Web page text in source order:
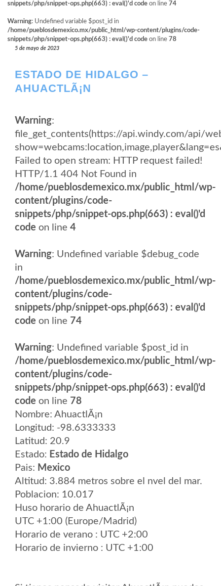
snippets/php/snippet-ops.php(663) : eval()'d code on line 74
Warning: Undefined variable $post_id in
/home/pueblosdemexico.mx/public_html/wp-content/plugins/code-
snippets/php/snippet-ops.php(663) : eval()'d code on line 78
5 de mayo de 2023
ESTADO DE HIDALGO –
AHUACTLÃ¡N
Warning:
file_get_contents(https://api.windy.com/api/
Failed to open stream: HTTP request failed!
HTTP/1.1 404 Not Found in
/home/pueblosdemexico.mx/public_html/wp-
content/plugins/code-
snippets/php/snippet-ops.php(663) : eval()'d
code on line 4
Warning: Undefined variable $debug_code
in
/home/pueblosdemexico.mx/public_html/wp-
content/plugins/code-
snippets/php/snippet-ops.php(663) : eval()'d
code on line 74
Warning: Undefined variable $post_id in
/home/pueblosdemexico.mx/public_html/wp-
content/plugins/code-
snippets/php/snippet-ops.php(663) : eval()'d
code on line 78
Nombre: AhuactlÃ¡n
Longitud: -98.6333333
Latitud: 20.9
Estado: Estado de Hidalgo
Pais: Mexico
Altitud: 3.884 metros sobre el nvel del mar.
Poblacion: 10.017
Huso horario de AhuactlÃ¡n
UTC +1:00 (Europe/Madrid)
Horario de verano : UTC +2:00
Horario de invierno : UTC +1:00